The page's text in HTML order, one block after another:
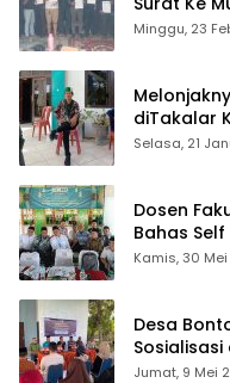
Matel di
Minggu, 23
diTakalar
angkat
Selasa, 21
Dosen
Bahas
Ijtima
Kamis, 30
Desa
ID
Jumat, 9 Mei